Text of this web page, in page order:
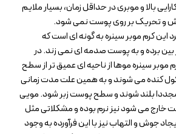
بالا و موبری در حداقل زمان، بسیار ملایم
و تحریک بر روی پوست نمی شود.
این کرم موبر سینره به گونه ای است که
بین برده و به پوست صدمه ای نمی زند. در
موبر سینره موها از ناحیه ای عمیق تر از سطح
کنده می شوند و به همین علت مدت زمانی
بلند شوند و سطح پوست زبر شود. مویی
خارج می شود نیز نرم بوده و مشکلاتی مثل
جوش و التهاب نیز با این فرآورده به وجود